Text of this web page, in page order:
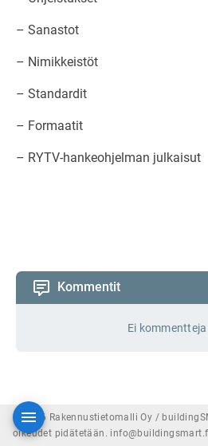
– Sanastot
– Nimikkeistöt
– Standardit
– Formaatit
– RYTV-hankeohjelman julkaisut
Kommentit
Ei kommentteja
© 2026 Rakennustietomalli Oy /
oikeudet pidätetään.